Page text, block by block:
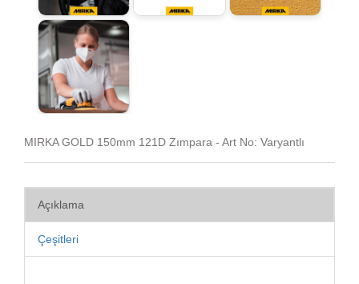
MIRKA GOLD 150mm 121D Zımpara - Art No: Varyantlı
Açıklama
Çeşitleri